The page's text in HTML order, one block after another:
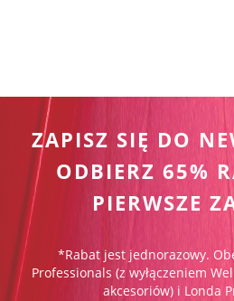
ZAPISZ SIĘ DO
ODBIERZ 65%
PIERWSZE
*Rabat jest jednorazowy.
Professionals (z wyłączeniem
akcesoriów) i Londa